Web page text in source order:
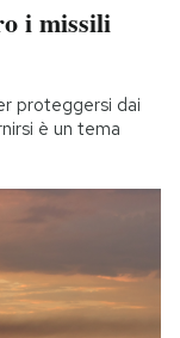
i missili
proteggersi dai
è un tema